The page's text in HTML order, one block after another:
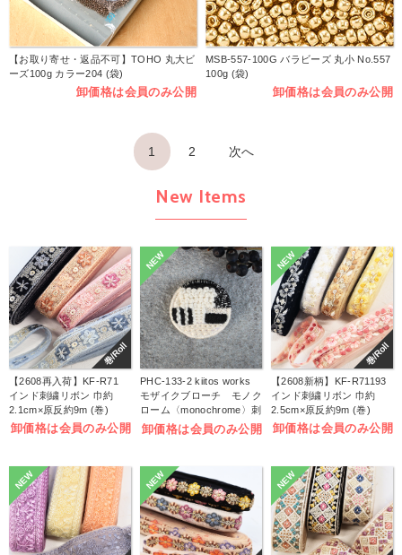
【お取り寄せ・返品不可】TOHO 丸大ビ
ーズ100g カラー204 (袋)
卸価格は会員のみ公開
MSB-557-100G バラビーズ 丸小 No.557
100g (袋)
卸価格は会員のみ公開
1 2 次へ
New Items
巻/Roll
【2608再入荷】KF-R71
インド刺繍リボン 巾約
2.1cm×原反約9m (巻)
卸価格は会員のみ公開
NEW
PHC-133-2 kiitos works
モザイクブローチ モノク
ローム〈monochrome〉刺
しゅうキット (袋)
卸価格は会員のみ公開
巻/Roll
NEW
【2608新柄】KF-R71193
インド刺繍リボン 巾約
2.5cm×原反約9m (巻)
卸価格は会員のみ公開
NEW NEW NEW